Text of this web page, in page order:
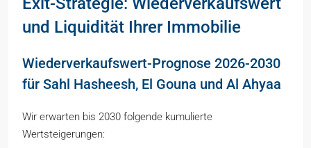
und Liquidität Ihrer Immobilie
Wiederverkaufswert-Prognose 2026-2030
für Sahl Hasheesh, El Gouna und Al Ahyaa
Wir erwarten bis 2030 folgende kumulierte
Wertsteigerungen: